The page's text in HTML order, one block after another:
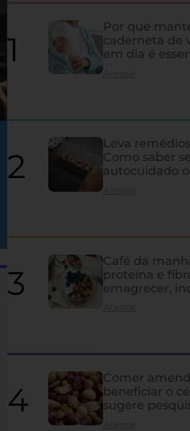
Levantamento nos EUA
diagnosticados em estágio
Por que
caderneta de
em dia é
os 60 anos
Acessar
Leva
Como saber
autocuidado
Acessar
Café da
proteína e
emagrecer,
Comer
beneficiar o
sugere
Acessar